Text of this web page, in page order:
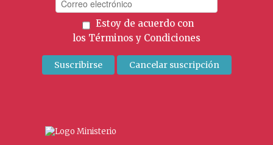
Estoy de acuerdo con
los Términos y Condiciones